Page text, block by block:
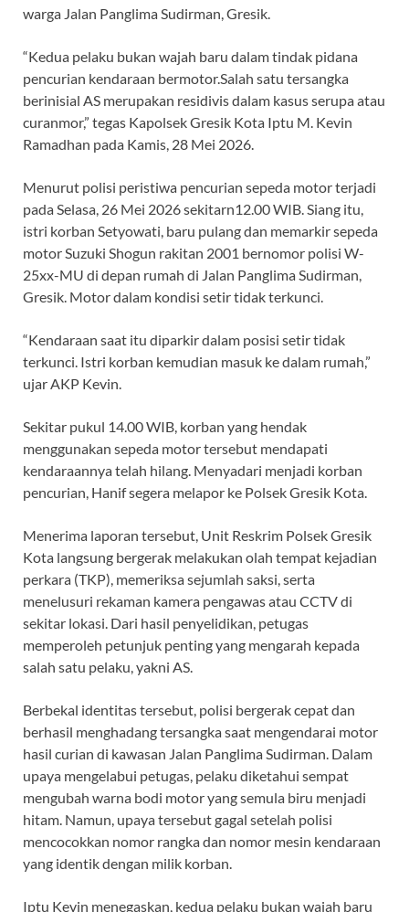
warga Jalan Panglima Sudirman, Gresik.
“Kedua pelaku bukan wajah baru dalam tindak pidana
pencurian kendaraan bermotor.Salah satu tersangka
berinisial AS merupakan residivis dalam kasus serupa atau
curanmor,” tegas Kapolsek Gresik Kota Iptu M. Kevin
Ramadhan pada Kamis, 28 Mei 2026.
Menurut polisi peristiwa pencurian sepeda motor terjadi
pada Selasa, 26 Mei 2026 sekitarn12.00 WIB. Siang itu,
istri korban Setyowati, baru pulang dan memarkir sepeda
motor Suzuki Shogun rakitan 2001 bernomor polisi W-
25xx-MU di depan rumah di Jalan Panglima Sudirman,
Gresik. Motor dalam kondisi setir tidak terkunci.
“Kendaraan saat itu diparkir dalam posisi setir tidak
terkunci. Istri korban kemudian masuk ke dalam rumah,”
ujar AKP Kevin.
Sekitar pukul 14.00 WIB, korban yang hendak
menggunakan sepeda motor tersebut mendapati
kendaraannya telah hilang. Menyadari menjadi korban
pencurian, Hanif segera melapor ke Polsek Gresik Kota.
Menerima laporan tersebut, Unit Reskrim Polsek Gresik
Kota langsung bergerak melakukan olah tempat kejadian
perkara (TKP), memeriksa sejumlah saksi, serta
menelusuri rekaman kamera pengawas atau CCTV di
sekitar lokasi. Dari hasil penyelidikan, petugas
memperoleh petunjuk penting yang mengarah kepada
salah satu pelaku, yakni AS.
Berbekal identitas tersebut, polisi bergerak cepat dan
berhasil menghadang tersangka saat mengendarai motor
hasil curian di kawasan Jalan Panglima Sudirman. Dalam
upaya mengelabui petugas, pelaku diketahui sempat
mengubah warna bodi motor yang semula biru menjadi
hitam. Namun, upaya tersebut gagal setelah polisi
mencocokkan nomor rangka dan nomor mesin kendaraan
yang identik dengan milik korban.
Iptu Kevin menegaskan, kedua pelaku bukan wajah baru